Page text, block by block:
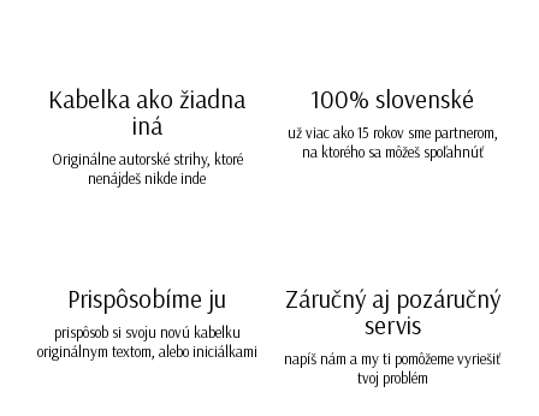
Kabelka ako žiadna
iná
Originálne autorské strihy, ktoré
nenájdeš nikde inde
100% slovenské
už viac ako 15 rokov sme partnerom,
na ktorého sa môžeš spoľahnúť
Prispôsobíme ju
prispôsob si svoju novú kabelku
originálnym textom, alebo iniciálkami
Záručný aj pozáručný
servis
napíš nám a my ti pomôžeme vyriešiť
tvoj problém